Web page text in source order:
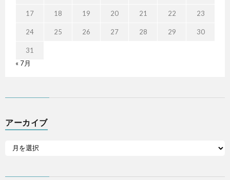
17 18 19 20 21 22 23
24 25 26 27 28 29 30
31
« 7月
アーカイブ